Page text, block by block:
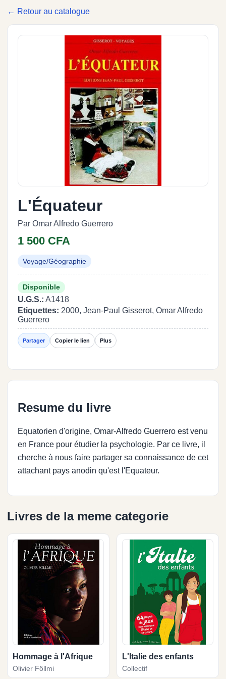
← Retour au catalogue
L'Équateur
Par Omar Alfredo Guerrero
1 500 CFA
Voyage/Géographie
Disponible
U.G.S.: A1418
Etiquettes: 2000, Jean-Paul Gisserot, Omar Alfredo
Guerrero
Partager Copier le lien Plus
Resume du livre
Equatorien d'origine, Omar-Alfredo Guerrero est venu
en France pour étudier la psychologie. Par ce livre, il
cherche à nous faire partager sa connaissance de cet
attachant pays anodin qu'est l'Equateur.
Livres de la meme categorie
Hommage à l'Afrique
Olivier Föllmi
L'Italie des enfants
Collectif